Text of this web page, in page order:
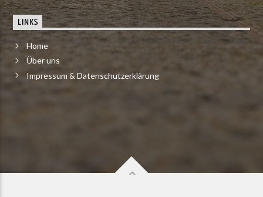
LINKS
Home
Über uns
Impressum & Datenschutzerklärung